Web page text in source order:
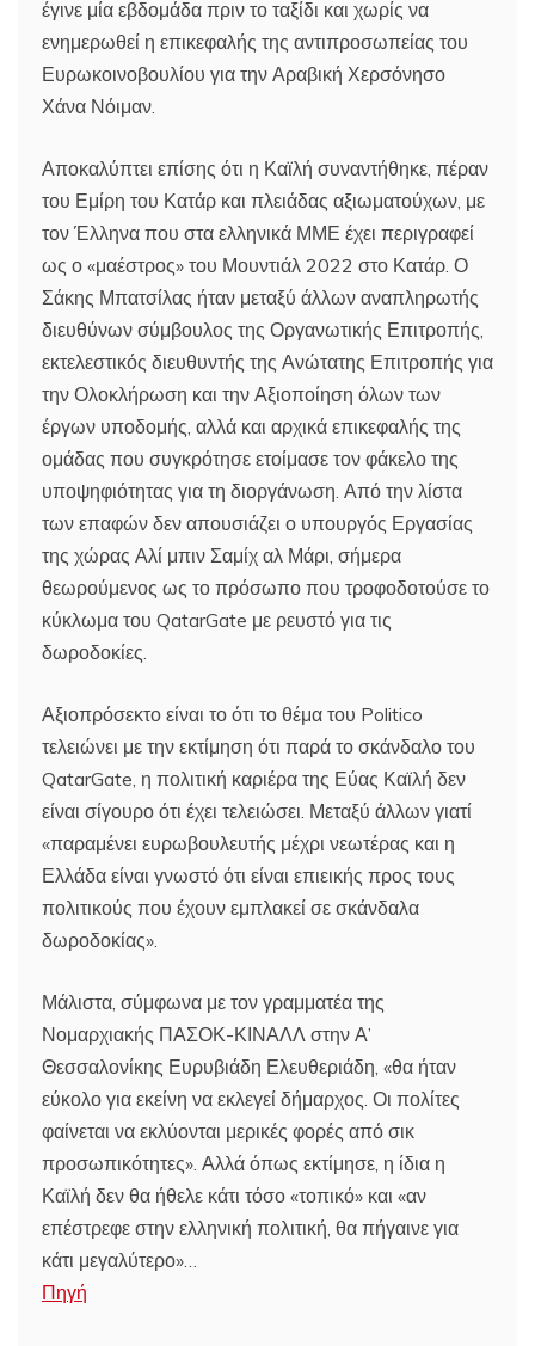
έγινε μία εβδομάδα πριν το ταξίδι και χωρίς να
ενημερωθεί η επικεφαλής της αντιπροσωπείας του
Ευρωκοινοβουλίου για την Αραβική Χερσόνησο
Χάνα Νόιμαν.
Αποκαλύπτει επίσης ότι η Καϊλή συναντήθηκε, πέραν
του Εμίρη του Κατάρ και πλειάδας αξιωματούχων, με
τον Έλληνα που στα ελληνικά ΜΜΕ έχει περιγραφεί
ως ο «μαέστρος» του Μουντιάλ 2022 στο Κατάρ. Ο
Σάκης Μπατσίλας ήταν μεταξύ άλλων αναπληρωτής
διευθύνων σύμβουλος της Οργανωτικής Επιτροπής,
εκτελεστικός διευθυντής της Ανώτατης Επιτροπής για
την Ολοκλήρωση και την Αξιοποίηση όλων των
έργων υποδομής, αλλά και αρχικά επικεφαλής της
ομάδας που συγκρότησε ετοίμασε τον φάκελο της
υποψηφιότητας για τη διοργάνωση. Από την λίστα
των επαφών δεν απουσιάζει ο υπουργός Εργασίας
της χώρας Αλί μπιν Σαμίχ αλ Μάρι, σήμερα
θεωρούμενος ως το πρόσωπο που τροφοδοτούσε το
κύκλωμα του QatarGate με ρευστό για τις
δωροδοκίες.
Αξιοπρόσεκτο είναι το ότι το θέμα του Politico
τελειώνει με την εκτίμηση ότι παρά το σκάνδαλο του
QatarGate, η πολιτική καριέρα της Εύας Καϊλή δεν
είναι σίγουρο ότι έχει τελειώσει. Μεταξύ άλλων γιατί
«παραμένει ευρωβουλευτής μέχρι νεωτέρας και η
Ελλάδα είναι γνωστό ότι είναι επιεικής προς τους
πολιτικούς που έχουν εμπλακεί σε σκάνδαλα
δωροδοκίας».
Μάλιστα, σύμφωνα με τον γραμματέα της
Νομαρχιακής ΠΑΣΟΚ-ΚΙΝΑΛΛ στην Α’
Θεσσαλονίκης Ευρυβιάδη Ελευθεριάδη, «θα ήταν
εύκολο για εκείνη να εκλεγεί δήμαρχος. Οι πολίτες
φαίνεται να εκλύονται μερικές φορές από σικ
προσωπικότητες». Αλλά όπως εκτίμησε, η ίδια η
Καϊλή δεν θα ήθελε κάτι τόσο «τοπικό» και «αν
επέστρεφε στην ελληνική πολιτική, θα πήγαινε για
κάτι μεγαλύτερο»…
Πηγή